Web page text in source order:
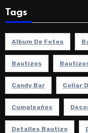
Tags
Album De Fotos
Bautizos
Candy Bar Collar
Cumpleaños
Detalles Bautizo